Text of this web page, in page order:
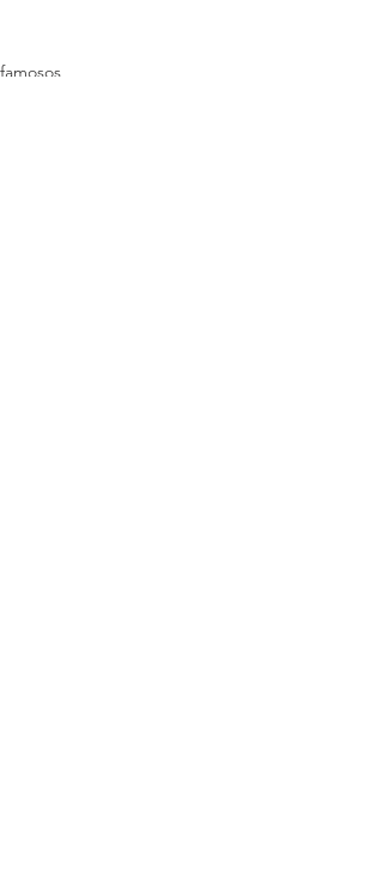
famosos